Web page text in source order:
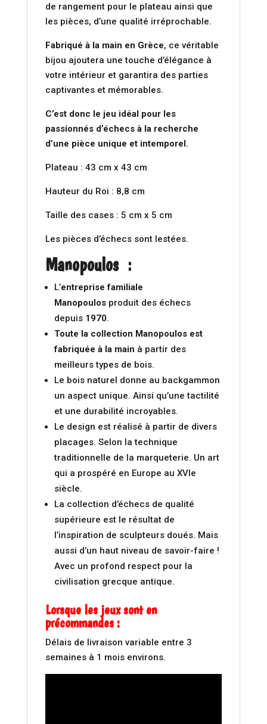
de rangement pour le plateau ainsi que
les pièces, d’une qualité irréprochable.
Fabriqué à la main en Grèce, ce véritable
bijou ajoutera une touche d’élégance à
votre intérieur et garantira des parties
captivantes et mémorables.
C’est donc le jeu idéal pour les
passionnés d’échecs à la recherche
d’une pièce unique et intemporel.
Plateau : 43 cm x 43 cm
Hauteur du Roi : 8,8 cm
Taille des cases : 5 cm x 5 cm
Les pièces d’échecs sont lestées.
Manopoulos:
L’entreprise familiale
Manopoulosproduit des échecs
depuis 1970.
Toute la collection Manopoulos est
fabriquée à la main à partir des
meilleurs types de bois.
Le bois naturel donne au backgammon
un aspect unique. Ainsi qu’une tactilité
et une durabilité incroyables.
Le design est réalisé à partir de divers
placages. Selon la technique
traditionnelle de la marqueterie. Un art
qui a prospéré en Europe au XVIe
siècle.
La collection d’échecs de qualité
supérieure est le résultat de
l’inspiration de sculpteurs doués. Mais
aussi d’un haut niveau de savoir-faire !
Avec un profond respect pour la
civilisation grecque antique.
Lorsque les jeux sont en
précommandes :
Délais de livraison variable entre 3
semaines à 1 mois environs.